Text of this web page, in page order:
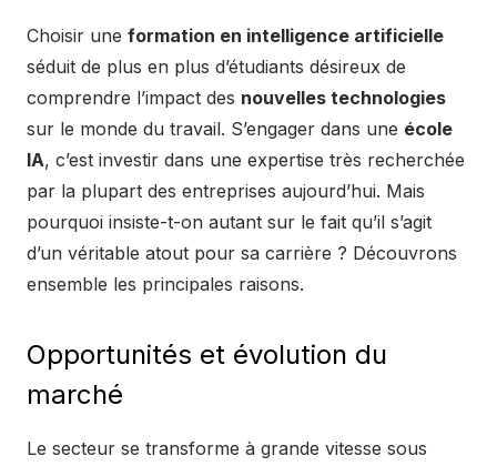
Choisir une formation en intelligence artificielle
séduit de plus en plus d’étudiants désireux de
comprendre l’impact des nouvelles technologies
sur le monde du travail. S’engager dans une école
IA, c’est investir dans une expertise très recherchée
par la plupart des entreprises aujourd’hui. Mais
pourquoi insiste-t-on autant sur le fait qu’il s’agit
d’un véritable atout pour sa carrière ? Découvrons
ensemble les principales raisons.
Opportunités et évolution du
marché
Le secteur se transforme à grande vitesse sous